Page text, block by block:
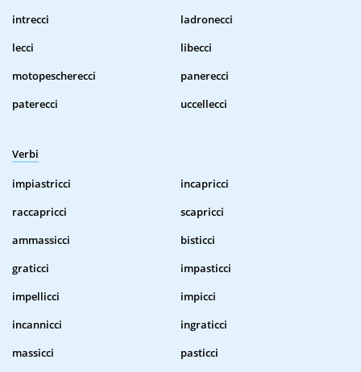
intrecci
ladronecci
lecci
libecci
motopescherecci
panerecci
paterecci
uccellecci
Verbi
impiastricci
incapricci
raccapricci
scapricci
ammassicci
bisticci
graticci
impasticci
impellicci
impicci
incannicci
ingraticci
massicci
pasticci